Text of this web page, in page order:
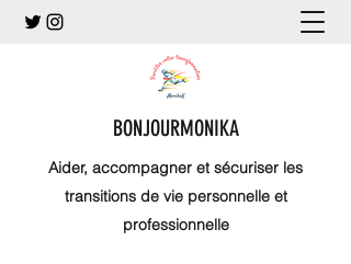
BONJOURMONIKA
Aider, accompagner et sécuriser les
transitions de vie personnelle et
professionnelle